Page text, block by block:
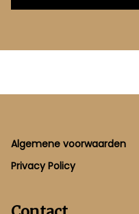
Footer
Algemene voorwaarden
Privacy Policy